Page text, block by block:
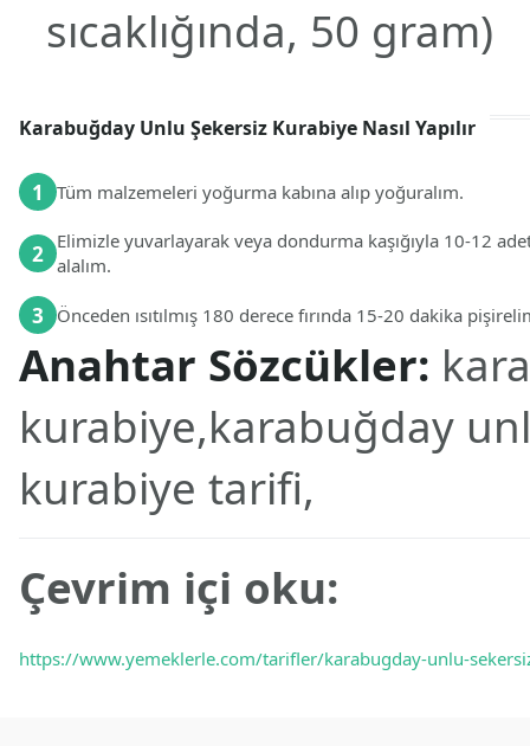
sıcaklığında, 50 gram)
Karabuğday Unlu Şekersiz Kurabiye Nasıl Yapılır
1 Tüm malzemeleri yoğurma kabına alıp yoğuralım.
2 Elimizle yuvarlayarak veya dondurma kaşığıyla 10-12
alalım.
3 Önceden ısıtılmış 180 derece fırında 15-20 dakika
Anahtar Sözcükler:
kurabiye,karabuğday
kurabiye tarifi,
Çevrim içi oku:
https://www.yemeklerle.com/tarifler/karabugday-unlu-